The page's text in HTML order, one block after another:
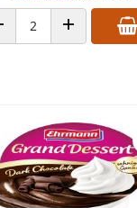
VERRINGERN
ANZAHL